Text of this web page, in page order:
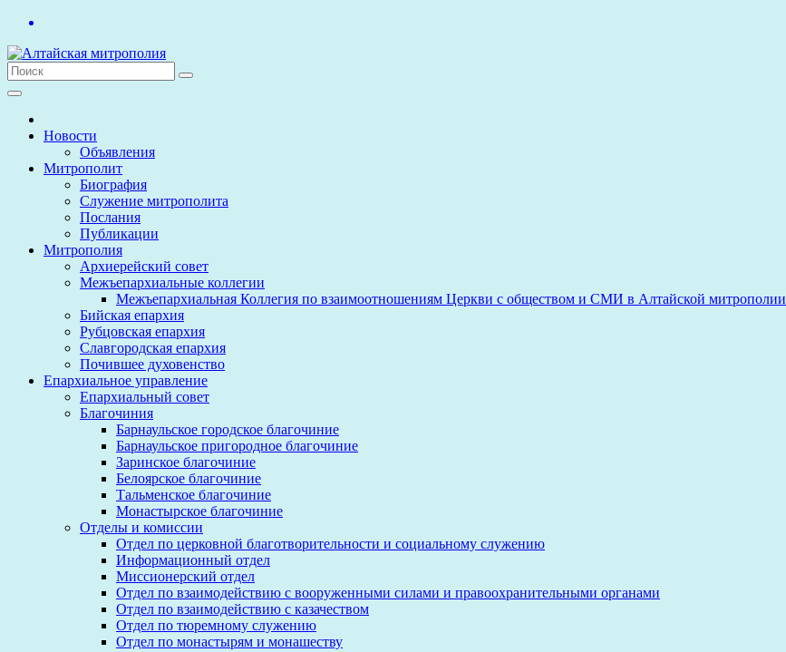
Перейти
содержимому
Новости
Объявления
Митрополит
Биография
Служение митрополита
Послания
Публикации
Митрополия
Архиерейский совет
Межъепархиальные коллегии
Межъепархиальная Коллегия по взаимоотношениям Церкви с обществом и СМИ в Алтайской митрополии
Бийская епархия
Рубцовская епархия
Славгородская епархия
Почившее духовенство
Епархиальное управление
Епархиальный совет
Благочиния
Барнаульское городское благочиние
Барнаульское пригородное благочиние
Заринское благочиние
Белоярское благочиние
Тальменское благочиние
Монастырское благочиние
Отделы и комиссии
Отдел по церковной благотворительности и социальному служению
Информационный отдел
Миссионерский отдел
Отдел по взаимодействию с вооруженными силами и правоохранительными органами
Отдел по взаимодействию с казачеством
Отдел по тюремному служению
Отдел по монастырям и монашеству